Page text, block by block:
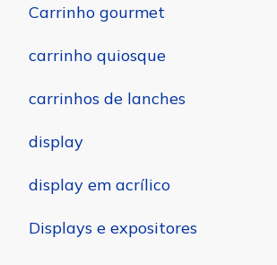
Carrinho gourmet
carrinho quiosque
carrinhos de lanches
display
display em acrílico
Displays e expositores